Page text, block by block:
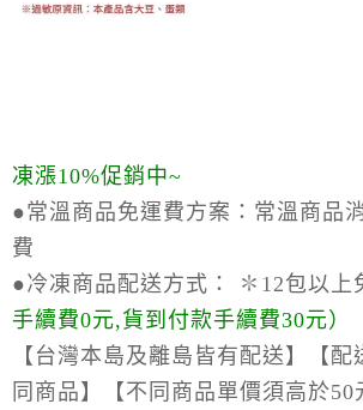
凍漲10%促銷中~
●常溫商品免運費方案： 常溫商品
費
●冷凍商品配送方式：
✽12包以上
手續費0元,貨到付款手續費30元）
【台灣本島及離島皆有配送】【
同商品】【不同商品單價須高於50